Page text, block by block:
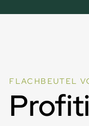
FLACHBEUTEL